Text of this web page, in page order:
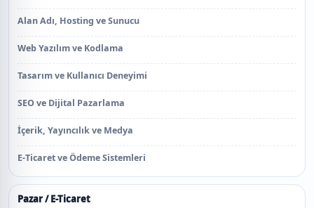
Alan Adı, Hosting ve Sunucu
Web Yazılım ve Kodlama
Tasarım ve Kullanıcı Deneyimi
SEO ve Dijital Pazarlama
İçerik, Yayıncılık ve Medya
E-Ticaret ve Ödeme Sistemleri
Pazar / E-Ticaret